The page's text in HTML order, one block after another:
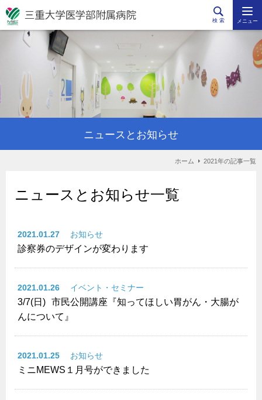
検 索 メニュー
ニュースとお知らせ
ホーム 2021年の記事一覧
ニュースとお知らせ一覧
2021.01.27 お知らせ
診察券のデザインが変わります
2021.01.26 イベント・セミナー
3/7(日) 市民公開講座『知ってほしい胃がん・大腸が
んについて』
2021.01.25 お知らせ
ミニMEWS１月号ができました